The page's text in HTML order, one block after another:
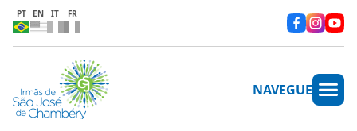
PT EN IT FR
NAVEGUE